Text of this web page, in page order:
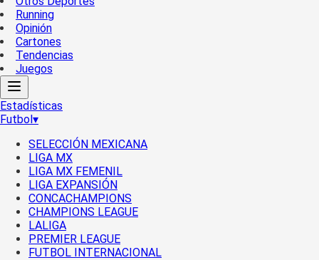
Running
Opinión
Cartones
Tendencias
Juegos
Estadísticas
Futbol▾
SELECCIÓN MEXICANA
LIGA MX
LIGA MX FEMENIL
LIGA EXPANSIÓN
CONCACHAMPIONS
CHAMPIONS LEAGUE
LALIGA
PREMIER LEAGUE
FUTBOL INTERNACIONAL